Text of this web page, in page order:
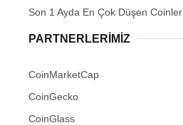
Son 1 Ayda En Çok Düşen Coinler
PARTNERLERIMIZ
CoinMarketCap
CoinGecko
CoinGlass